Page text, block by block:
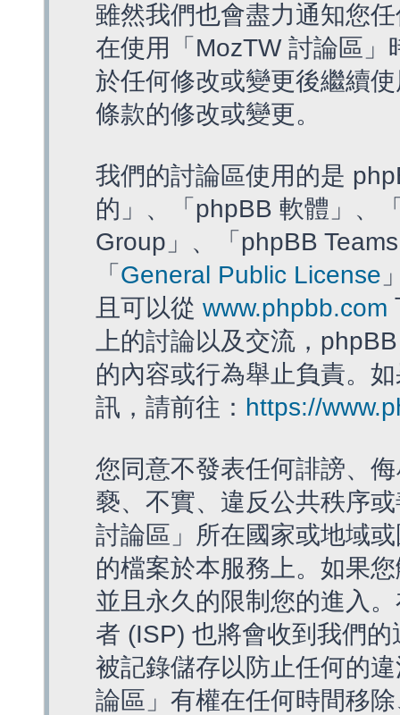
雖然我們也會盡力通知您
在使用「MozTW 討論區
於任何修改或變更後繼續
條款的修改或變更。
我們的討論區使用的是
的」、「phpBB 軟體」、
Group」、「phpBB
「 General Public License
且可以從 www.phpbb.com
上的討論以及交流，
的內容或行為舉止負責。
訊，請前往： https://
您同意不發表任何誹謗、
褻、不實、違反公共秩序
討論區」所在國家或地域
的檔案於本服務上。如果
並且永久的限制您的進入
者 (ISP) 也將會收到我們
被記錄儲存以防止任何的
論區」有權在任何時間移